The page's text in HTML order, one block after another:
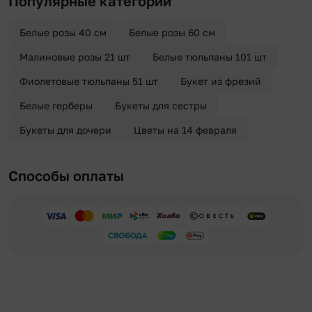
«Анонимная доставка». Мы гарантируем анонимность
Белые розы 40 см Белые розы 60 см
Малиновые розы 21 шт Белые тюльпаны 101 шт
Фиолетовые тюльпаны 51 шт Букет из фрезий
Белые герберы Букеты для сестры
Букеты для дочери Цветы на 14 февраля
Способы оплаты